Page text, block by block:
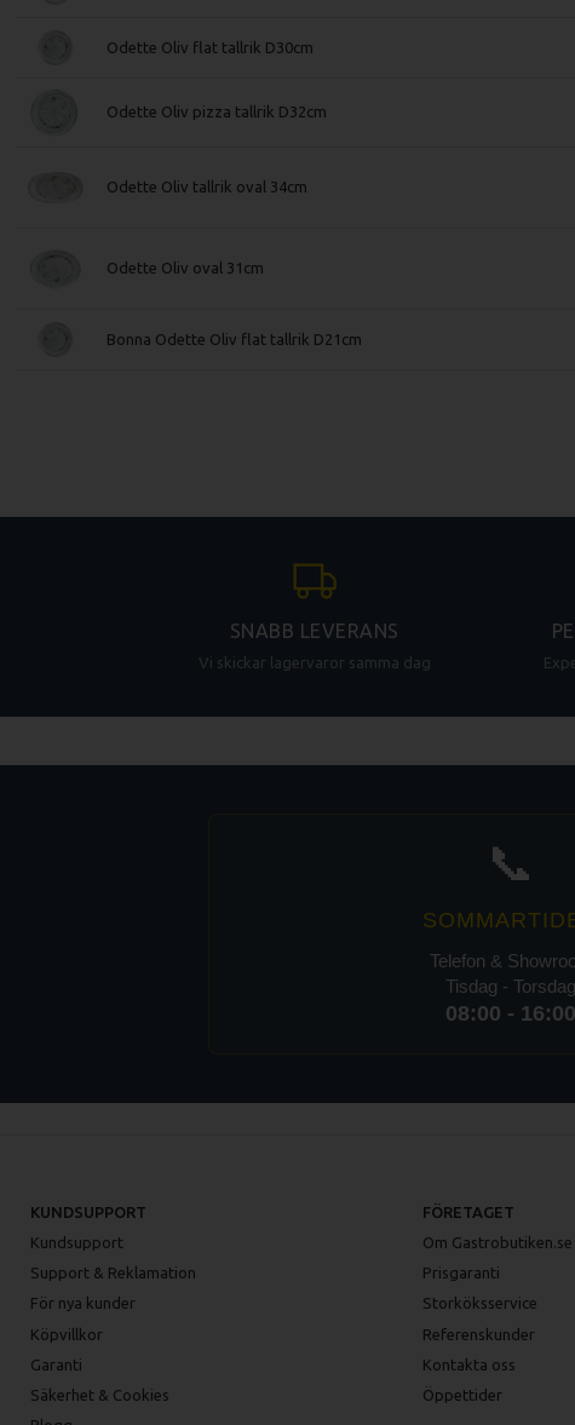
Odette Oliv flat tallrik D30cm
Odette Oliv pizza tallrik D32cm
Odette Oliv tallrik oval 34cm
Odette Oliv oval 31cm
Bonna Odette Oliv flat tallrik D21cm
SNABB LEVERANS
Vi skickar lagervaror samma dag
📞
Telefon &
Tisdag - Torsdag
08:00 - 16:00
KUNDSUPPORT
Kundsupport
Support & Reklamation
För nya kunder
Köpvillkor
Garanti
Säkerhet & Cookies
FÖRETAGET
Om Gastrobutiken.se
Prisgaranti
Storköksservice
Referenskunder
Kontakta oss
Öppettider